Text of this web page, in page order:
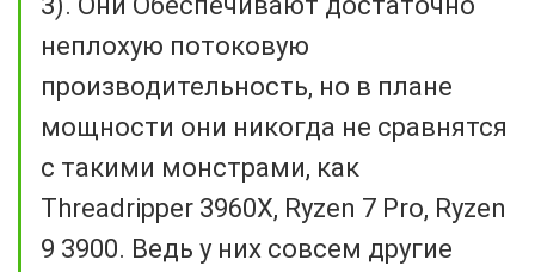
неплохую потоковую
производительность, но в плане
мощности они никогда не сравнятся
с такими монстрами, как
Threadripper 3960X, Ryzen 7 Pro, Ryzen
9 3900. Ведь у них совсем другие